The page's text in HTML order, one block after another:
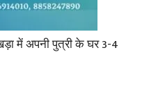
में अपनी पुत्री के घर 3-4